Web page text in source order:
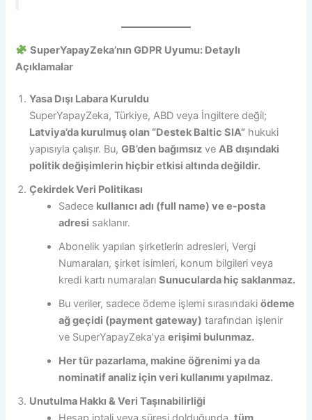
SuperYapayZeka’nın GDPR Uyumu: Detaylı
Açıklamalar
Yasa Dışı Labara Kuruldu
SuperYapayZeka, Türkiye, ABD veya İngiltere değil;
Latviya’da kurulmuş olan “Destek Baltic SIA” hukuki
yapısıyla çalışır. Bu,GB’den bağımsız ve AB dışındaki
politik değişimlerin hiçbir etkisi altında değildir.
Çekirdek Veri Politikası
Sadece kullanıcı adı (full name) ve e-posta
adresi saklanır.
Abonelik yapılan şirketlerin adresleri, Vergi
Numaraları, şirket isimleri, konum bilgileri veya
kredi kartı numaralarıSunucularda hiç saklanmaz.
Bu veriler, sadece ödeme işlemi sırasındakiödeme
ağ geçidi (payment gateway) tarafından işlenir
ve SuperYapayZeka’yaerişimi bulunmaz.
Her tür pazarlama, makine öğrenimi ya da
nominatif analiz için veri kullanımı yapılmaz.
Unutulma Hakkı & Veri Taşınabilirliği